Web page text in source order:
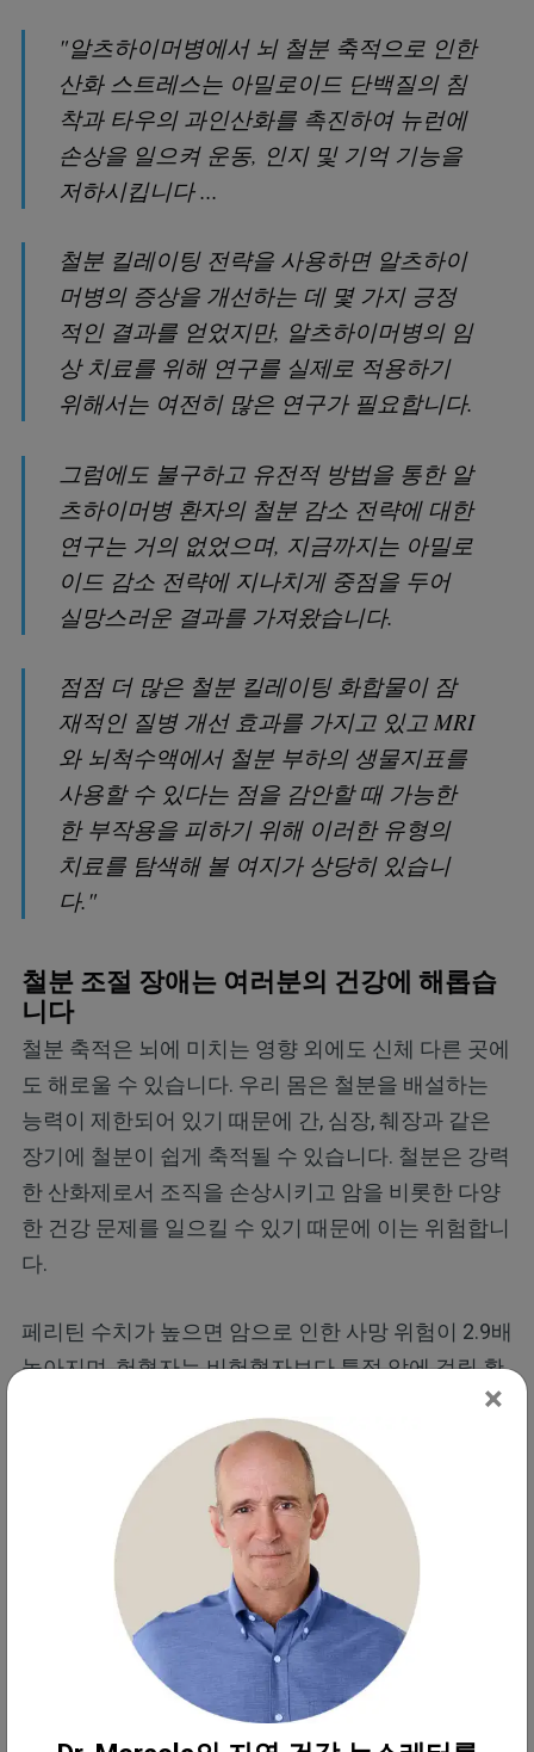
"알츠하이머병에서 뇌 철분 축적으로 인한
산화 스트레스는 아밀로이드 단백질의 침
착과 타우의 과인산화를 촉진하여 뉴런에
손상을 일으켜 운동, 인지 및 기억 기능을
저하시킵니다 ...
철분 킬레이팅 전략을 사용하면 알츠하이
머병의 증상을 개선하는 데 몇 가지 긍정
적인 결과를 얻었지만, 알츠하이머병의 임
상 치료를 위해 연구를 실제로 적용하기
위해서는 여전히 많은 연구가 필요합니다.
그럼에도 불구하고 유전적 방법을 통한 알
츠하이머병 환자의 철분 감소 전략에 대한
연구는 거의 없었으며, 지금까지는 아밀로
이드 감소 전략에 지나치게 중점을 두어
실망스러운 결과를 가져왔습니다.
점점 더 많은 철분 킬레이팅 화합물이 잠
재적인 질병 개선 효과를 가지고 있고 MRI
와 뇌척수액에서 철분 부하의 생물지표를
사용할 수 있다는 점을 감안할 때 가능한
한 부작용을 피하기 위해 이러한 유형의
치료를 탐색해 볼 여지가 상당히 있습니
다."
철분 조절 장애는 여러분의 건강에 해롭습
니다
철분 축적은 뇌에 미치는 영향 외에도 신체 다른 곳에
도 해로울 수 있습니다. 우리 몸은 철분을 배설하는
능력이 제한되어 있기 때문에 간, 심장, 췌장과 같은
장기에 철분이 쉽게 축적될 수 있습니다. 철분은 강력
한 산화제로서 조직을 손상시키고 암을 비롯한 다양
한 건강 문제를 일으킬 수 있기 때문에 이는 위험합니
다.
페리틴 수치가 높으면 암으로 인한 사망 위험이 2.9배
높아지며, 헌혈자는 비헌혈자보다 특정 암에 걸릴 확
또한 페리틴 수치가 높으면 포도당 대사 기능 장애와
도 관련이 있으며, 남성의 경우 당뇨병 위험이 거의 5
배, 여성의 경우 4배까지 높아집니다. 또한 페리틴 수
치가 높으면 고혈압, 간 질환, 심장 질환, 인슐린 저항
성의 위험이 증가하는 대사 증후군에 걸릴 위험이 높
철분 수치를 확인하는 방법
×